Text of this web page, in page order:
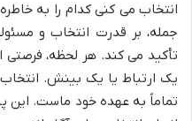
انتخاب می کنی کدام را به
جمله، بر قدرت انتخاب و
تأکید می کند. هر لحظه،
یک ارتباط یا یک بینش. انتخاب
تماماً به عهده خود ماست. این